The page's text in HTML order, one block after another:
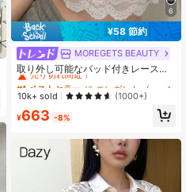
6
¥58 節約
MOREGETS BEAUTY
取り外し可能なパッド付きレースキ
ャミソール、多用途ノースリーブア
ンダーシャツ、女性向け、新学期、
クリスマス、春節、カジュアルホワ
イトサマー、シック&エレガント
#1 ベストセラー
に エレガント ノースリーブキャミソール
売り切れ間近！
#1 ベストセラー
売り切れ間近！
#1 ベストセラー
売り切れ間近！
#1 ベストセラー
に エレガント ノースリーブキャミソール
売り切れ間近！
10k+ sold (1000+)
¥663 -8%